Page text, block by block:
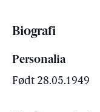
Biografi
Personalia
Født 28.05.1949